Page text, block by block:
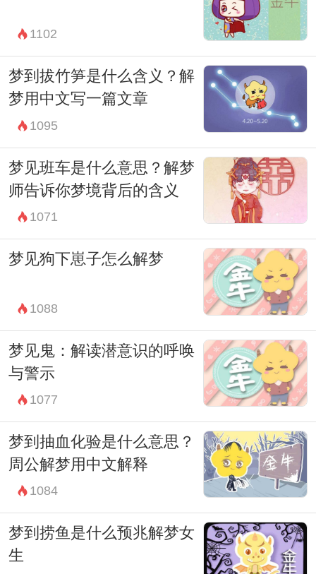
领域，希望每个人都能在梦境中找到自己的
答案。
1102
梦到拔竹笋是什么含义？解
梦用中文写一篇文章
1095
梦见班车是什么意思？解梦
师告诉你梦境背后的含义
1071
梦见狗下崽子怎么解梦
1088
梦见鬼：解读潜意识的呼唤
与警示
1077
梦到抽血化验是什么意思？
周公解梦用中文解释
1084
梦到捞鱼是什么预兆解梦女
生